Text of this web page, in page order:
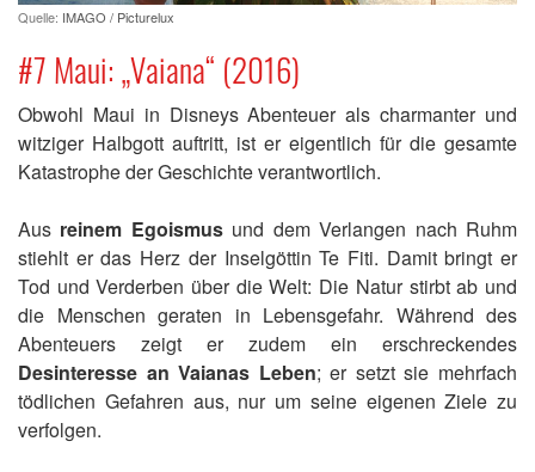
Quelle: IMAGO / Picturelux
#7 Maui: „Vaiana“ (2016)
Obwohl Maui in Disneys Abenteuer als charmanter und
witziger Halbgott auftritt, ist er eigentlich für die gesamte
Katastrophe der Geschichte verantwortlich.
Aus reinem Egoismusund dem Verlangen nach Ruhm
stiehlt er das Herz der Inselgöttin Te Fiti. Damit bringt er
Tod und Verderben über die Welt: Die Natur stirbt ab und
die Menschen geraten in Lebensgefahr. Während des
Abenteuers zeigt er zudem ein erschreckendes
Desinteresse an Vaianas Leben; er setzt sie mehrfach
tödlichen Gefahren aus, nur um seine eigenen Ziele zu
verfolgen.